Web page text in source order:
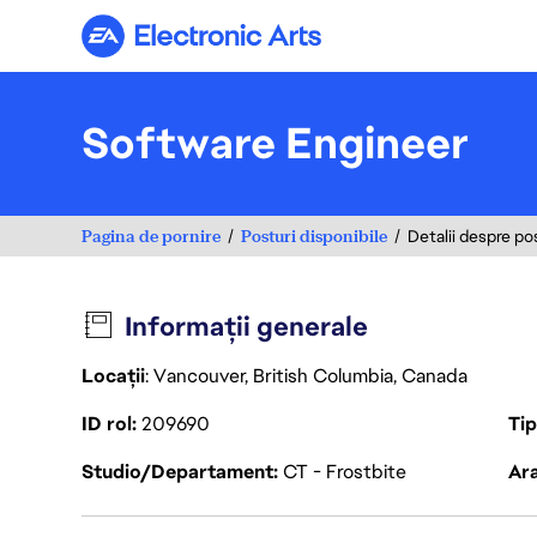
Electronic Arts
Software Engineer
Pagina de pornire Posturi disponibile Detalii despre
Informații generale
Locații: Vancouver, British Columbia, Canada
ID rol209690
Studio/DepartamentCT - Frostbite